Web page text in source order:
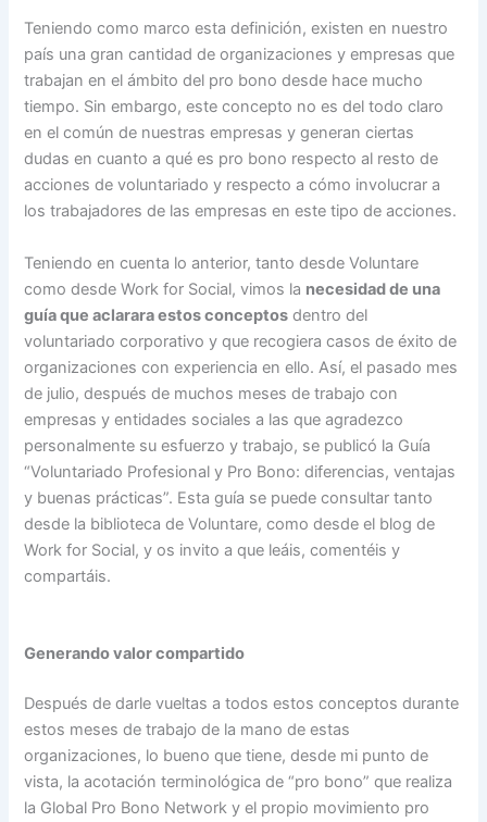
Teniendo como marco esta definición, existen en nuestro
país una gran cantidad de organizaciones y empresas que
trabajan en el ámbito del pro bono desde hace mucho
tiempo. Sin embargo, este concepto no es del todo claro
en el común de nuestras empresas y generan ciertas
dudas en cuanto a qué es pro bono respecto al resto de
acciones de voluntariado y respecto a cómo involucrar a
los trabajadores de las empresas en este tipo de acciones.
Teniendo en cuenta lo anterior, tanto desde Voluntare
como desde Work for Social, vimos la necesidad de una
guía que aclarara estos conceptos dentro del
voluntariado corporativo y que recogiera casos de éxito de
organizaciones con experiencia en ello. Así, el pasado mes
de julio, después de muchos meses de trabajo con
empresas y entidades sociales a las que agradezco
personalmente su esfuerzo y trabajo, se publicó la Guía
“Voluntariado Profesional y Pro Bono: diferencias, ventajas
y buenas prácticas”. Esta guía se puede consultar tanto
desde la biblioteca de Voluntare, como desde el blog de
Work for Social, y os invito a que leáis, comentéis y
compartáis.
Generando valor compartido
Después de darle vueltas a todos estos conceptos durante
estos meses de trabajo de la mano de estas
organizaciones, lo bueno que tiene, desde mi punto de
vista, la acotación terminológica de “pro bono” que realiza
la Global Pro Bono Network y el propio movimiento pro